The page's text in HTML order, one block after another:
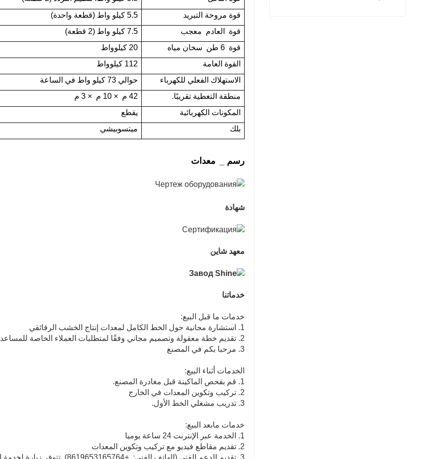
قوة مروحة التبريد
5.5 كيلو واط (قطعة واحدة)
قوة
العادم معجب
7.5 كيلو واط (2 قطعة)
قوة 6 طن سخان مياه
20 كيلوواط
القوة العامة
112 كيلوواط
الاستهلاك الفعلي للكهرباء
حوالي 73 كيلو واط في الساعة
منطقة التغطية تقريبًا.
42 م × 10 م
× 3 م
المكونات الكهربائية
يقطع
بلك
ميتسوبيشي
رسم معدات
شهادة
معهد شاين
خدماتنا
خدمات ما قبل البيع:
1. استشارة مجانية حول الخط الكامل لمعدات إنتاج الخشب الرقائقي
2. تقديم خطة معقولة وتصميم مجاني وفقًا لمتطلبات العملاء الخاصة للمساعدة في اختيار المعدات.
3. مرحبا بكم في المصنع
الخدمات أثناء البيع:
1. قم بفحص الماكينة قبل مغادرة المصنع.
2. تركيب وتكوين المعدات في الخارج
3. تدريب مشغلي الخط الأول.
خدمات مابعد البيع:
1. الخدمة عبر الإنترنت 24 ساعة يوميا
2. تقديم مقاطع فيديو مع تركيب وتكوين المعدات
3. تقديم الدعم الفني (الهاتف الفني:
+8619653165764). تتوفر زيارة لخدمة العملاء.